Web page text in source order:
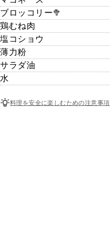
ブロッコリー🥦
鶏むね肉
塩コショウ
薄力粉
サラダ油
水
料理を安全に楽しむための注意事項